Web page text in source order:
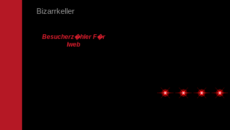
Bizarrkeller
Besucherz�hler F�r
Iweb